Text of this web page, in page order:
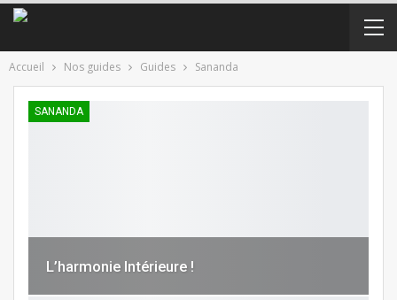
Accueil Nos guides Guides Sananda
SANANDA
L’harmonie Intérieure !